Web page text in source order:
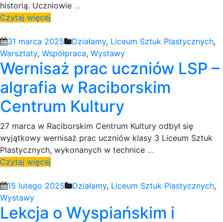
historią. Uczniowie …
Czytaj więcej
31 marca 2025 Działamy, Liceum Sztuk Plastycznych,
Warsztaty, Współpraca, Wystawy
Wernisaż prac uczniów LSP –
algrafia w Raciborskim
Centrum Kultury
27 marca w Raciborskim Centrum Kultury odbył się
wyjątkowy wernisaż prac uczniów klasy 3 Liceum Sztuk
Plastycznych, wykonanych w technice …
Czytaj więcej
15 lutego 2025 Działamy, Liceum Sztuk Plastycznych,
Wystawy
Lekcja o Wyspiańskim i